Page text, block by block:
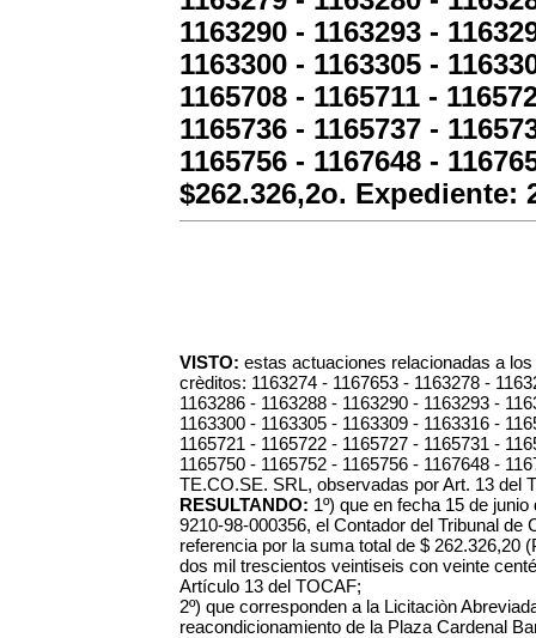
1163290 - 1163293 -
1163300 - 1163305 -
1165708 - 1165711 -
1165736 - 1165737 -
1165756 - 1167648 -
$262.326,2o. Expediente:
VISTO: estas actuaciones relacionadas a
crèditos: 1163274 - 1167653 - 1163278 -
1163286 - 1163288 - 1163290 - 1163293 -
1163300 - 1163305 - 1163309 - 1163316 -
1165721 - 1165722 - 1165727 - 1165731 -
1165750 - 1165752 - 1165756 - 1167648 -
TE.CO.SE. SRL, observadas por Art. 13 del
RESULTANDO: 1º) que en fecha 15 de
9210-98-000356, el Contador del Tribunal de
referencia por la suma total de $
dos mil trescientos veintiseis con veinte
Artículo 13 del TOCAF;
2º) que corresponden a la Licitaciòn
reacondicionamiento de la Plaza Cardenal